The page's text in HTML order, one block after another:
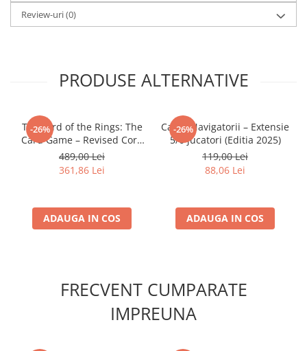
Review-uri(0)
PRODUSE ALTERNATIVE
-26%
The Lord of the Rings: The
Card Game – Revised Core
Set
489,00 Lei
361,86 Lei
ADAUGA IN COS
-26%
Catan Navigatorii – Extensie
5/6 jucatori (Editia 2025)
119,00 Lei
88,06 Lei
ADAUGA IN COS
FRECVENT CUMPARATE
IMPREUNA